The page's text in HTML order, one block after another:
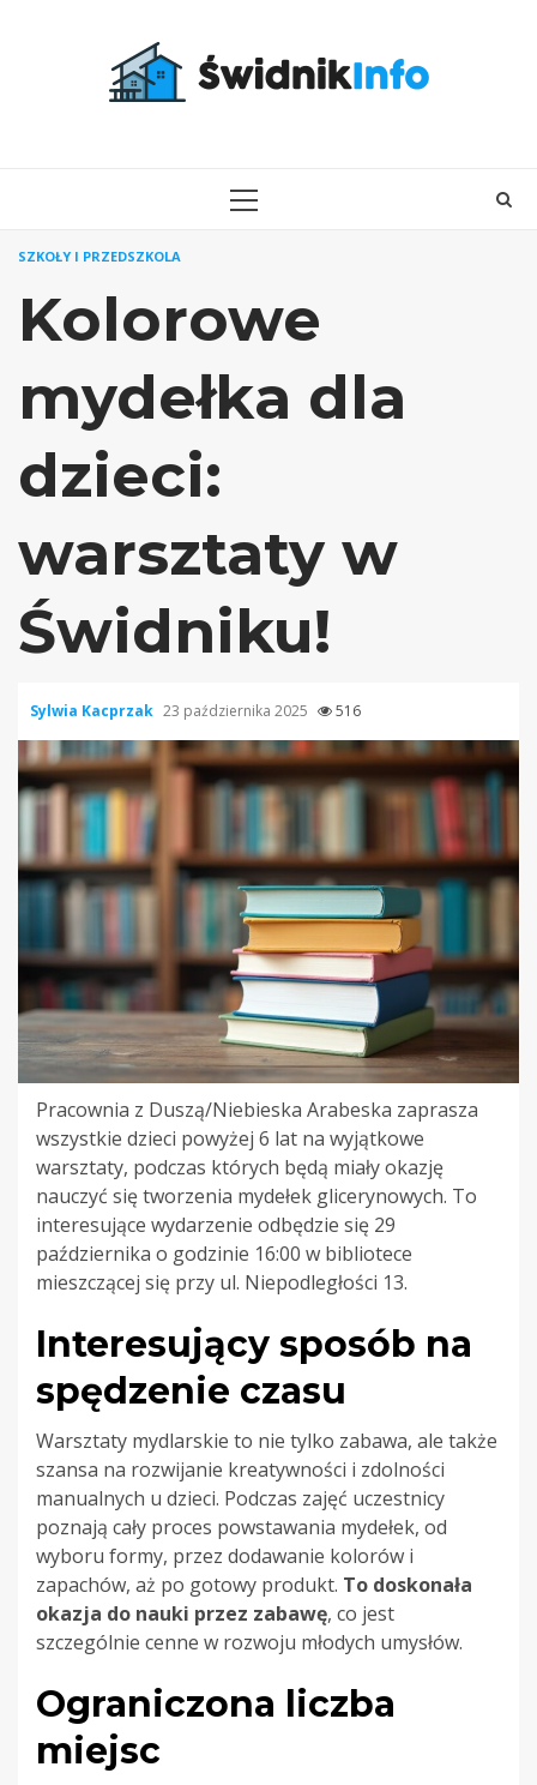
PRIMARY
SZKOŁY I PRZEDSZKOLA
Kolorowe
mydełka dla
dzieci:
warsztaty w
Świdniku!
Sylwia Kacprzak 23 października 2025 516
Pracownia z Duszą/Niebieska Arabeska zaprasza
wszystkie dzieci powyżej 6 lat na wyjątkowe
warsztaty, podczas których będą miały okazję
nauczyć się tworzenia mydełek glicerynowych. To
interesujące wydarzenie odbędzie się 29
października o godzinie 16:00 w bibliotece
mieszczącej się przy ul. Niepodległości 13.
Interesujący sposób na
spędzenie czasu
Warsztaty mydlarskie to nie tylko zabawa, ale także
szansa na rozwijanie kreatywności i zdolności
manualnych u dzieci. Podczas zajęć uczestnicy
poznają cały proces powstawania mydełek, od
wyboru formy, przez dodawanie kolorów i
zapachów, aż po gotowy produkt. To doskonała
okazja do nauki przez zabawę, co jest
szczególnie cenne w rozwoju młodych umysłów.
Ograniczona liczba
miejsc